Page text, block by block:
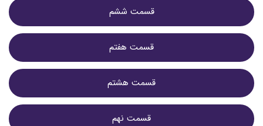
قسمت ششم
قسمت هفتم
قسمت هشتم
قسمت نهم